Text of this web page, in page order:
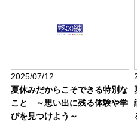
2025/07/12
夏休みだからこそできる特別な
こと ～思い出に残る体験や学
びを見つけよう～